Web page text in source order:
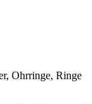
Ohrringe, Ringe